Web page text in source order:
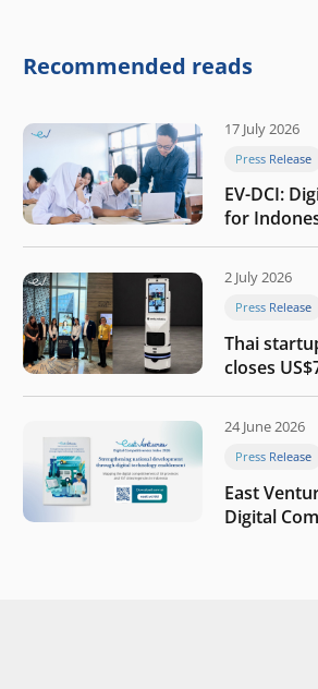
company
Recommended reads
17 July 2026
Press Release
EV-DCI:
for
the AI era
2 July 2026
Press Release
Thai
closes
round to
company
24 June 2026
Press Release
East
Digital